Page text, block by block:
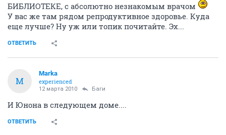
БИБЛИОТЕКЕ, с абсолютно незнакомым врачом
У вас же там рядом репродуктивное здоровье. Куда
еще лучше? Ну уж или топик почитайте. Эх...
ОТВЕТИТЬ
M
Marka
experienced
12 марта 2010 Баги
И Юнона в следующем доме....
ОТВЕТИТЬ